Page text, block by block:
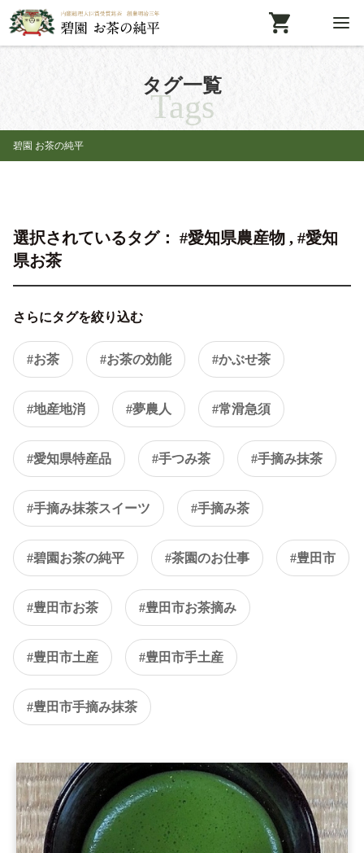
タグ一覧
Tags
碧園 お茶の純平
選択されているタグ： #愛知県農産物 , #愛知
県お茶
さらにタグを絞り込む
#お茶 #お茶の効能 #かぶせ茶
#地産地消 #夢農人 #常滑急須
#愛知県特産品 #手つみ茶 #手摘み抹茶
#手摘み抹茶スイーツ #手摘み茶
#碧園お茶の純平 #茶園のお仕事 #豊田市
#豊田市お茶 #豊田市お茶摘み
#豊田市土産 #豊田市手土産
#豊田市手摘み抹茶